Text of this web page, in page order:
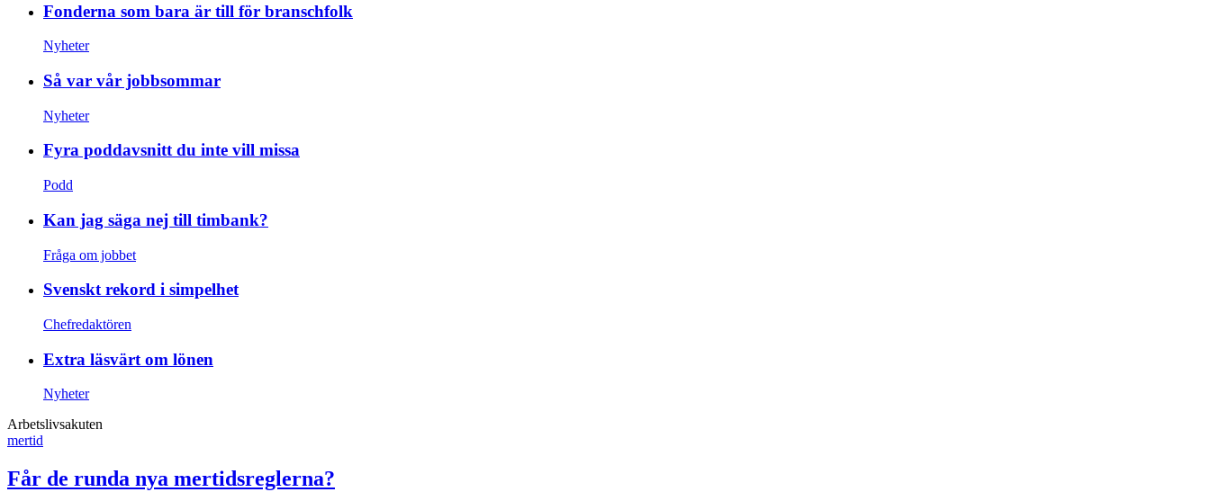
Fonderna som bara är till för branschfolk
Nyheter
Så var vår jobbsommar
Nyheter
Fyra poddavsnitt du inte vill missa
Podd
Kan jag säga nej till timbank?
Fråga om jobbet
Svenskt rekord i simpelhet
Chefredaktören
Extra läsvärt om lönen
Nyheter
Arbetslivsakuten
mertid
Får de runda nya mertidsreglerna?